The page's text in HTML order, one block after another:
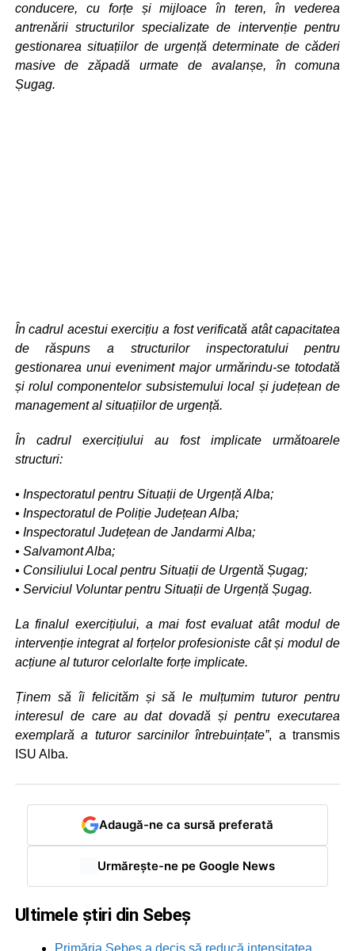
conducere, cu forțe și mijloace în teren, în vederea
antrenării structurilor specializate de intervenție pentru
gestionarea situațiilor de urgență determinate de căderi
masive de zăpadă urmate de avalanșe, în comuna
Șugag.
În cadrul acestui exercițiu a fost verificată atât capacitatea
de răspuns a structurilor inspectoratului pentru
gestionarea unui eveniment major urmărindu-se totodată
și rolul componentelor subsistemului local și județean de
management al situațiilor de urgență.
În cadrul exercițiului au fost implicate următoarele
structuri:
• Inspectoratul pentru Situații de Urgență Alba;
• Inspectoratul de Poliție Județean Alba;
• Inspectoratul Județean de Jandarmi Alba;
• Salvamont Alba;
• Consiliului Local pentru Situații de Urgentă Șugag;
• Serviciul Voluntar pentru Situații de Urgență Șugag.
La finalul exercițiului, a mai fost evaluat atât modul de
intervenție integrat al forțelor profesioniste cât și modul de
acțiune al tuturor celorlalte forțe implicate.
Ținem să îi felicităm și să le mulțumim tuturor pentru
interesul de care au dat dovadă și pentru executarea
exemplară a tuturor sarcinilor întrebuințate”, a transmis
ISU Alba.
Adaugă-ne ca sursă preferată
Urmărește-ne pe Google News
Ultimele știri din Sebeș
Primăria Sebeș a decis să reducă intensitatea